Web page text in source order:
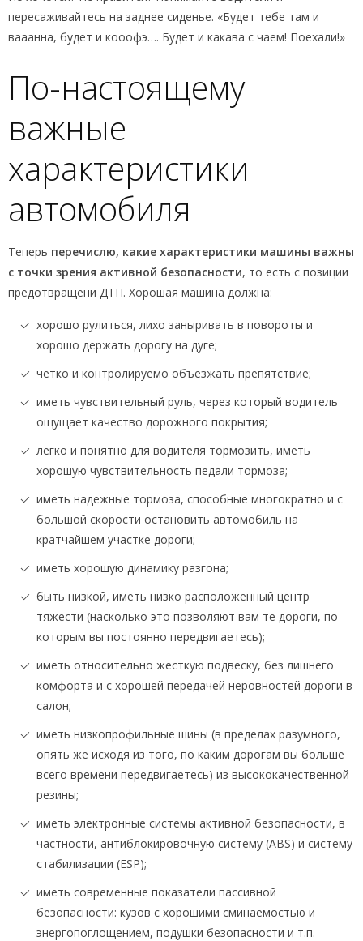
пересаживайтесь на заднее сиденье. «Будет тебе там и
вааанна, будет и кооофэ…. Будет и какава с чаем! Поехали!»
По-настоящему
важные
характеристики
автомобиля
Теперь перечислю, какие характеристики машины важны
с точки зрения активной безопасности, то есть с позиции
предотвращени ДТП. Хорошая машина должна:
хорошо рулиться, лихо заныривать в повороты и
хорошо держать дорогу на дуге;
четко и контролируемо объезжать препятствие;
иметь чувствительный руль, через который водитель
ощущает качество дорожного покрытия;
легко и понятно для водителя тормозить, иметь
хорошую чувствительность педали тормоза;
иметь надежные тормоза, способные многократно и с
большой скорости остановить автомобиль на
кратчайшем участке дороги;
иметь хорошую динамику разгона;
быть низкой, иметь низко расположенный центр
тяжести (насколько это позволяют вам те дороги, по
которым вы постоянно передвигаетесь);
иметь относительно жесткую подвеску, без лишнего
комфорта и с хорошей передачей неровностей дороги в
салон;
иметь низкопрофильные шины (в пределах разумного,
опять же исходя из того, по каким дорогам вы больше
всего времени передвигаетесь) из высококачественной
резины;
иметь электронные системы активной безопасности, в
частности, антиблокировочную систему (ABS) и систему
стабилизации (ESP);
иметь современные показатели пассивной
безопасности: кузов с хорошими сминаемостью и
энергопоглощением, подушки безопасности и т.п.